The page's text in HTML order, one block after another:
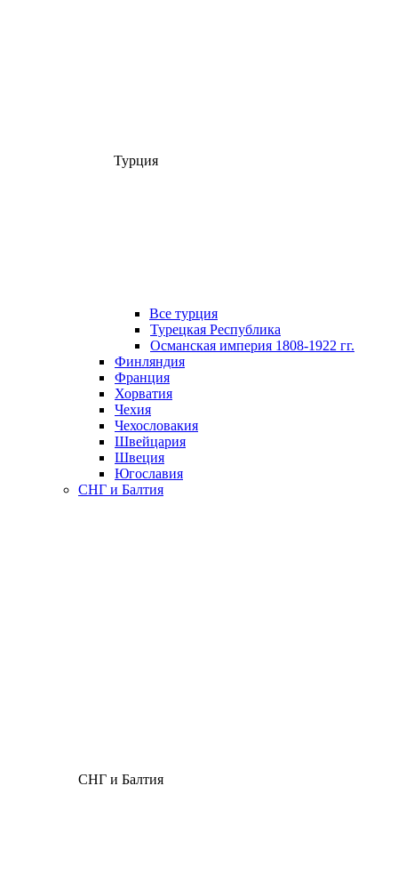
Турция
Все турция
Турецкая Республика
Османская империя 1808-1922 гг.
Финляндия
Франция
Хорватия
Чехия
Чехословакия
Швейцария
Швеция
Югославия
СНГ и Балтия
СНГ и Балтия